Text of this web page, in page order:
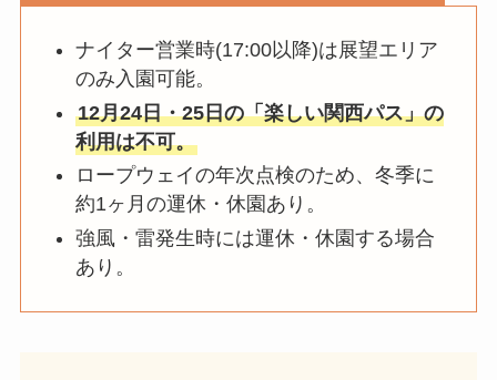
ナイター営業時(17:00以降)は展望エリア
のみ入園可能。
12月24日・25日の「楽しい関西パス」の
利用は不可。
ロープウェイの年次点検のため、冬季に
約1ヶ月の運休・休園あり。
強風・雷発生時には運休・休園する場合
あり。